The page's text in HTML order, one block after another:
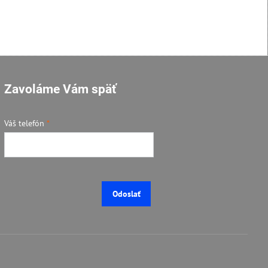
Zavoláme Vám späť
Váš telefón*
Odoslať